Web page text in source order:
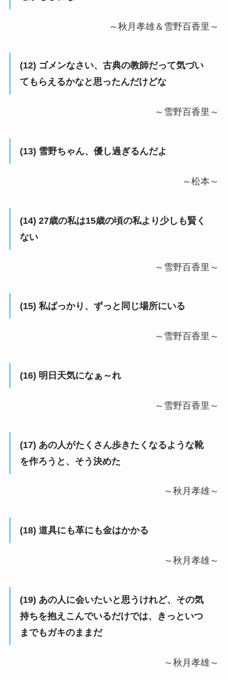
～秋月孝雄＆雪野百香里～
(12) ゴメンなさい、古典の教師だって気づい
てもらえるかなと思ったんだけどな
～雪野百香里～
(13) 雪野ちゃん、優し過ぎるんだよ
～松本～
(14) 27歳の私は15歳の頃の私より少しも賢く
ない
～雪野百香里～
(15) 私ばっかり、ずっと同じ場所にいる
～雪野百香里～
(16) 明日天気になぁ～れ
～雪野百香里～
(17) あの人がたくさん歩きたくなるような靴
を作ろうと、そう決めた
～秋月孝雄～
(18) 道具にも革にも金はかかる
～秋月孝雄～
(19) あの人に会いたいと思うけれど、その気
持ちを抱えこんでいるだけでは、きっといつ
までもガキのままだ
～秋月孝雄～